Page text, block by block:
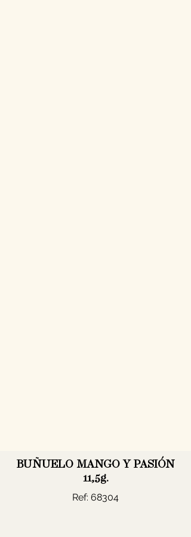
BUÑUELO MANGO Y PASIÓN
11,5g.
Ref: 68304